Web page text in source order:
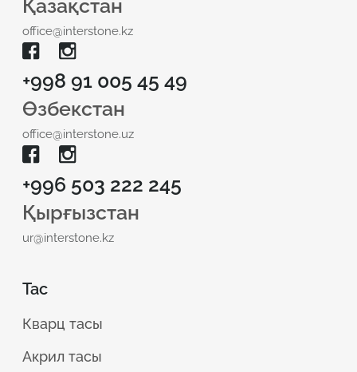
Қазақстан
office@interstone.kz
+998 91 005 45 49
Өзбекстан
office@interstone.uz
+996 503 222 245
Қырғызстан
ur@interstone.kz
Тас
Кварц тасы
Акрил тасы